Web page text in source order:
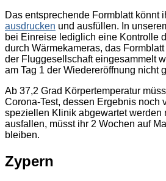
Das entsprechende Formblatt könnt
ausdrucken und ausfüllen. In
bei Einreise lediglich eine Kontrolle
durch Wärmekameras, das
der Fluggesellschaft eingesammelt
am Tag 1 der Wiedereröffnung nicht
Ab 37,2 Grad Körpertemperatur
Corona-Test, dessen Ergebnis noch
speziellen Klinik abgewartet werden
ausfallen, müsst ihr 2 Wochen auf
bleiben.
Zypern